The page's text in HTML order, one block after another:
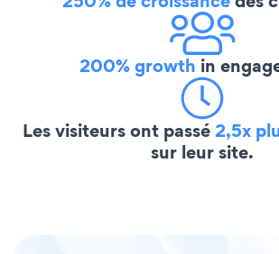
200% growth in
Les visiteurs ont passé2,5x
sur leur site.